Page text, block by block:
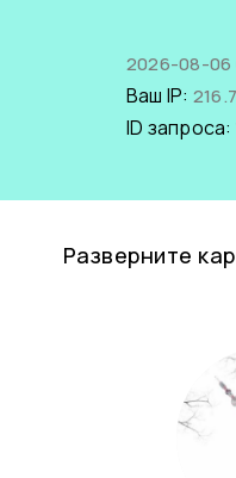
2026-08-06
Ваш IP:
ID запроса:
Разверните